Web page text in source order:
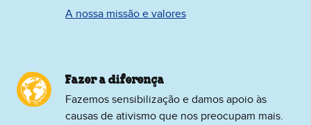
A nossa missão e valores
Fazer a diferença
Fazemos sensibilização e damos apoio às
causas de ativismo que nos preocupam mais.